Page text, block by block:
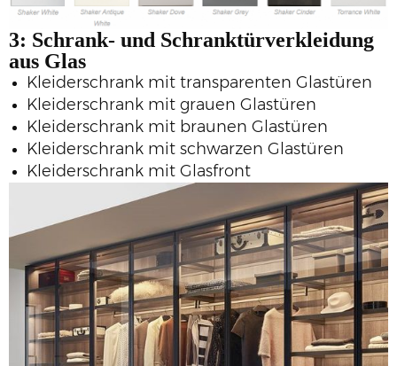
3: Schrank- und Schranktürverkleidung
aus Glas
Kleiderschrank mit transparenten Glastüren
Kleiderschrank mit grauen Glastüren
Kleiderschrank mit braunen Glastüren
Kleiderschrank mit schwarzen Glastüren
Kleiderschrank mit Glasfront